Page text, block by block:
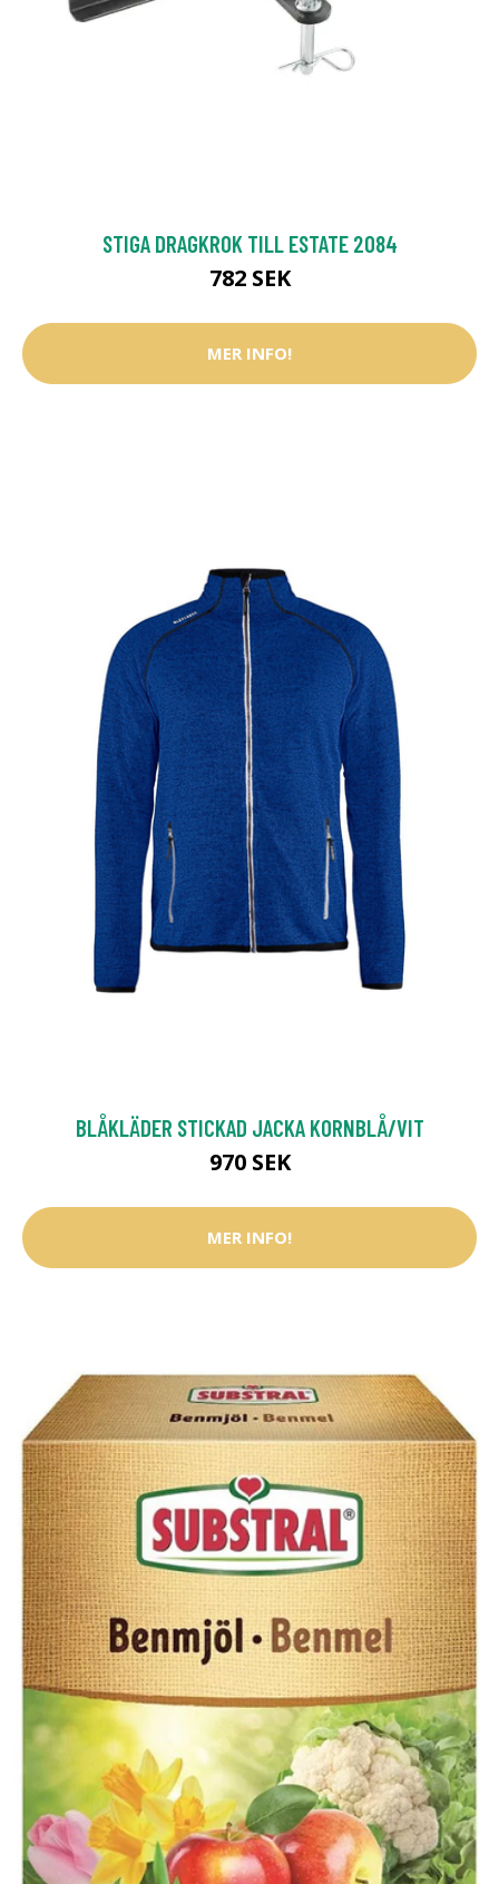
STIGA DRAGKROK TILL ESTATE 2084
782 SEK
MER INFO!
BLÅKLÄDER STICKAD JACKA KORNBLÅ/VIT
970 SEK
MER INFO!